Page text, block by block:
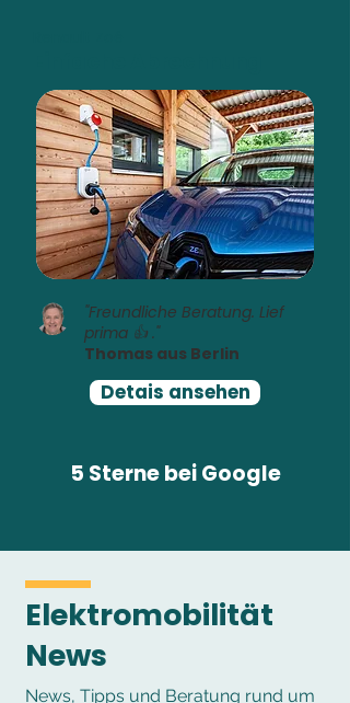
"Freundliche Beratung. Lief
prima 👍 ."
Thomas aus Berlin
Detais ansehen
5 Sterne bei Google
Elektromobilität
News
News, Tipps und Beratung rund um